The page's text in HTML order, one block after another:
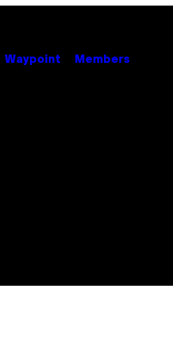
Waypoint Members